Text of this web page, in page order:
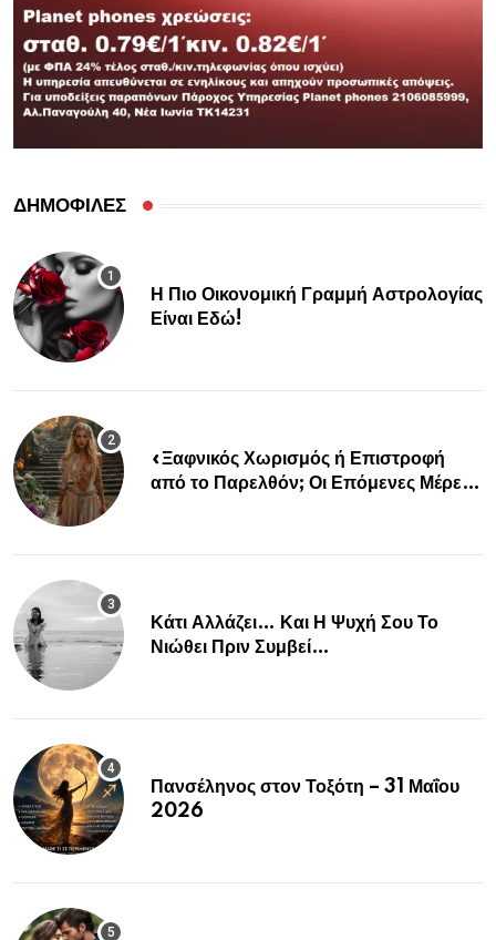
ΔΗΜΟΦΙΛΕΣ
Η Πιο Οικονομική Γραμμή Αστρολογίας
Είναι Εδώ!
«Ξαφνικός Χωρισμός ή Επιστροφή
από το Παρελθόν; Οι Επόμενες Μέρες
Κάτι Αλλάζει… Και Η Ψυχή Σου Το
Νιώθει Πριν Συμβεί…
Πανσέληνος στον Τοξότη – 31 Μαΐου
2026